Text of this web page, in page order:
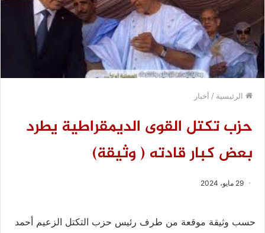
الرئيسية / أخبار
حزب تكتل القوى الديمقراطية يطرد
بعض كبار قادته ( وثيقة)
29 مايو، 2024
حسب وثيقة موقعة من طرف رئيس حزب التكتل الزعيم أحمد